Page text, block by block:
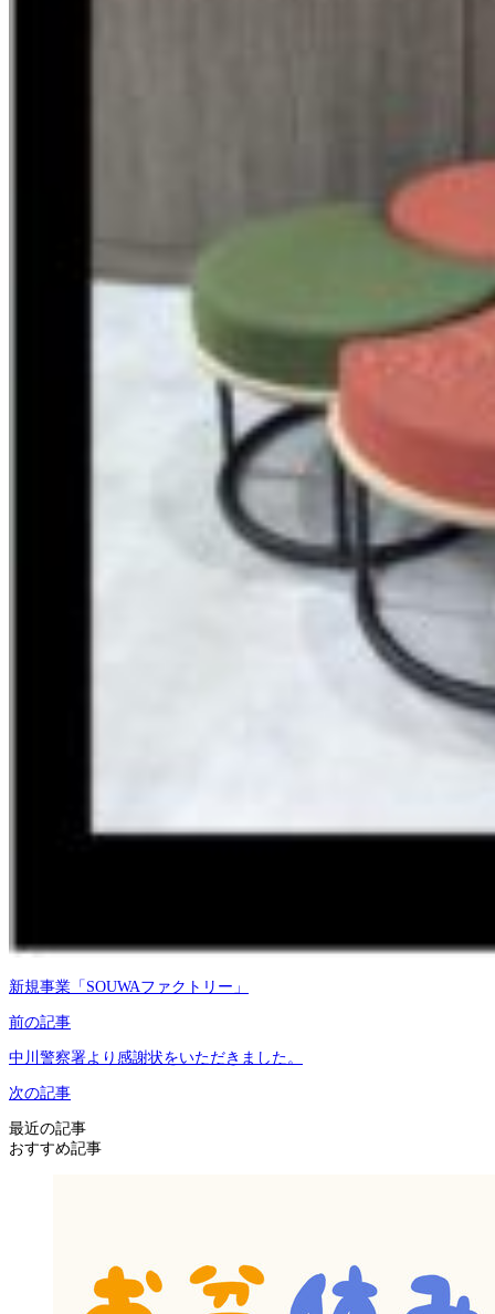
新規事業「SOUWAファクトリー」
前の記事
中川警察署より感謝状をいただきました。
次の記事
最近の記事
おすすめ記事